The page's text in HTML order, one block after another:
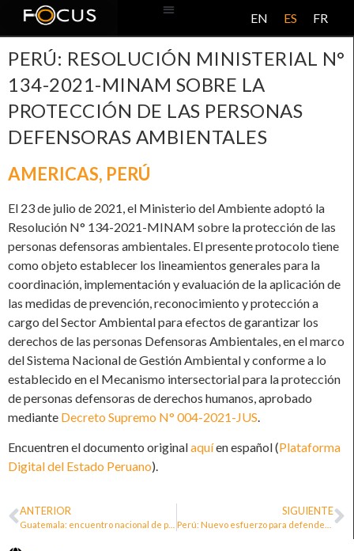
EN ES FR
PERÚ: RESOLUCIÓN MINISTERIAL N°
134-2021-MINAM SOBRE LA
PROTECCIÓN DE LAS PERSONAS
DEFENSORAS AMBIENTALES
AMERICAS, PERÚ
El 23 de julio de 2021, el Ministerio del Ambiente adoptó la
Resolución N° 134-2021-MINAM sobre la protección de las
personas defensoras ambientales. El presente protocolo tiene
como objeto establecer los lineamientos generales para la
coordinación, implementación y evaluación de la aplicación de
las medidas de prevención, reconocimiento y protección a
cargo del Sector Ambiental para efectos de garantizar los
derechos de las personas Defensoras Ambientales, en el marco
del Sistema Nacional de Gestión Ambiental y conforme a lo
establecido en el Mecanismo intersectorial para la protección
de personas defensoras de derechos humanos, aprobado
mediante Decreto Supremo N° 004-2021-JUS.
Encuentren el documento originalaquíen español (Plataforma
Digital del Estado Peruano).
ANTERIOR SIGUIENTE